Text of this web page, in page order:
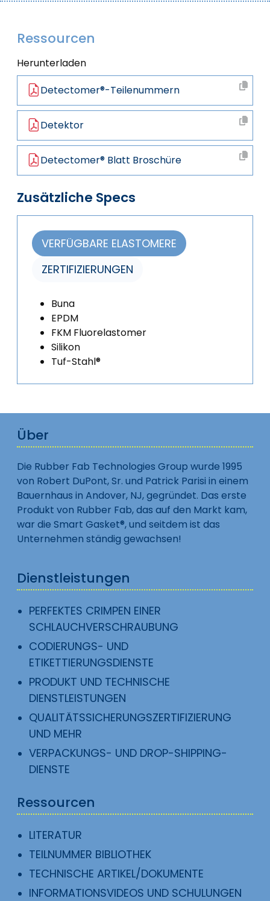
Ressourcen
Herunterladen
Detectomer®-Teilenummern
Detektor
Detectomer® Blatt Broschüre
Zusätzliche Specs
VERFÜGBARE ELASTOMERE
ZERTIFIZIERUNGEN
Buna
EPDM
FKM Fluorelastomer
Silikon
Tuf-Stahl®
Über
Die Rubber Fab Technologies Group wurde 1995
von Robert DuPont, Sr. und Patrick Parisi in einem
Bauernhaus in Andover, NJ, gegründet. Das erste
Produkt von Rubber Fab, das auf den Markt kam,
war die Smart Gasket®, und seitdem ist das
Unternehmen ständig gewachsen!
Dienstleistungen
PERFEKTES CRIMPEN EINER
SCHLAUCHVERSCHRAUBUNG
CODIERUNGS- UND
ETIKETTIERUNGSDIENSTE
PRODUKT UND TECHNISCHE
DIENSTLEISTUNGEN
QUALITÄTSSICHERUNGSZERTIFIZIERUNG
UND MEHR
VERPACKUNGS- UND DROP-SHIPPING-
DIENSTE
Ressourcen
LITERATUR
TEILNUMMER BIBLIOTHEK
TECHNISCHE ARTIKEL/DOKUMENTE
INFORMATIONSVIDEOS UND SCHULUNGEN